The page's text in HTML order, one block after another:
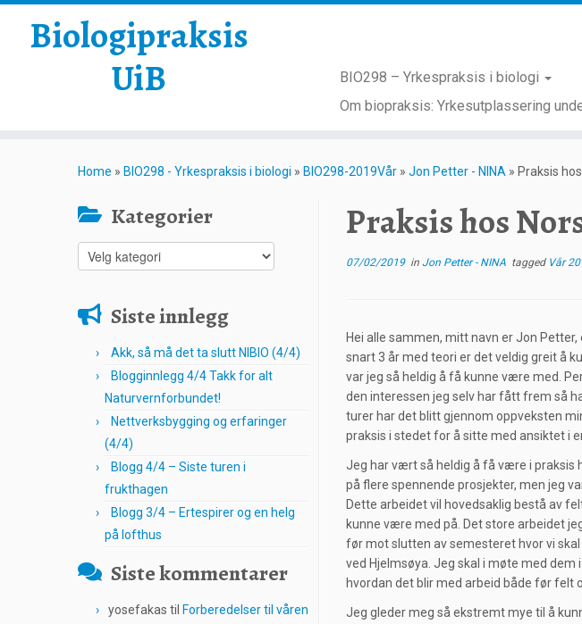
Biologipraksis
UiB
BIO298 – Yrkespraksis i biologi
Om biopraksis: Yrkesutplassering
Home » BIO298 - Yrkespraksis i biologi » BIO298-2019Vår » Jon Petter - NINA » Praksis
Kategorier
Kategorier
Siste innlegg
Akk, så må det ta slutt NIBIO (4/4)
Blogginnlegg 4/4 Takk for alt
Naturvernforbundet!
Nettverksbygging og erfaringer
(4/4)
Blogg 4/4 – Siste turen i
frukthagen
Blogg 3/4 – Ertespirer og en helg
på lofthus
Siste kommentarer
yosefakas til Forberedelser til våren
Praksis hos
07/02/2019in Jon Petter - NINA tagged Vår
Hei alle sammen, mitt navn er Jon
snart 3 år med teori er det veldig greit å
var jeg så heldig å få kunne være med.
den interessen jeg selv har fått frem så
turer har det blitt gjennom oppveksten
praksis i stedet for å sitte med ansiktet i
Jeg har vært så heldig å få være i praksis
på flere spennende prosjekter, men jeg
Dette arbeidet vil hovedsaklig bestå av
kunne være med på. Det store arbeidet
før mot slutten av semesteret hvor vi
ved Hjelmsøya. Jeg skal i møte med
hvordan det blir med arbeid både før felt
Jeg gleder meg så ekstremt mye til å